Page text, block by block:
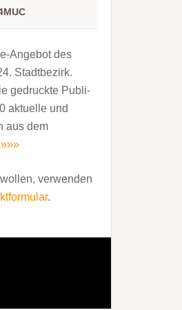
Angebot des
Stadtbezirk.
gedruckte Publi­
aktuelle und
aus dem
»»»
verwenden
.